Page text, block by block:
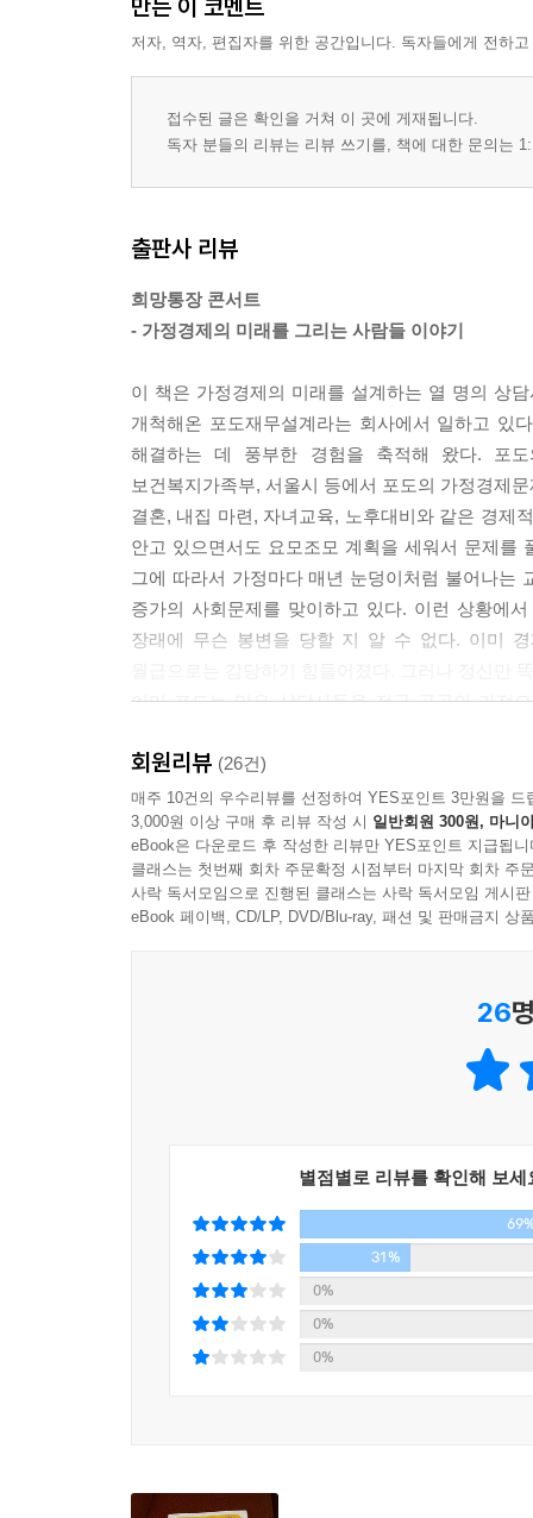
만든 이 코멘트
저자, 역자, 편집자를 위한 공간입니다. 독자들에게 전하
접수된 글은 확인을 거쳐 이 곳에 게재됩니다.
독자 분들의 리뷰는 리뷰 쓰기를, 책에 대한 문의는
출판사 리뷰
희망통장 콘서트
- 가정경제의 미래를 그리는 사람들 이야기
이 책은 가정경제의 미래를 설계하는 열 명의 상
개척해온 포도재무설계라는 회사에서 일하고 있
해결하는 데 풍부한 경험을 축적해 왔다. 포
보건복지가족부, 서울시 등에서 포도의 가정경제
결혼, 내집 마련, 자녀교육, 노후대비와 같은 경제
안고 있으면서도 요모조모 계획을 세워서 문제를
그에 따라서 가정마다 매년 눈덩이처럼 불어나는
증가의 사회문제를 맞이하고 있다. 이런 상황에
장래에 무슨 봉변을 당할 지 알 수 없다. 이미
이미 포도는 많은 상담사들을 전국 곳곳의 가정
가정들이 5년 후 10년 후에는 그들이 어떻게 살
안내를 받으면서 해마다 조금씩 살림살이가 나
건실하게 꾸려나가는 데에 그들의 일이 기본 토대
포도의 상담사들은 돈을 버는 것만 생각하지 말고
금융기관에 넘겨주지 말고 바로 내 자신 또는 우
이 책은 포도의 상담사들이 일을 하면서 있었던
금융기관 문밖에서 보면 사람들의 차이는 없
때문에 오셨습니까?’와 같은 건조한 질문을 받
사실 누구나 재무설계를 담당해줄 사람이 있다
경우가 수 없이 많다. 그래서 금융을 세밀하게 꿰
이 책 ‘희망통장 콘서트’는 개인들의 금융문제를
포도재무설계는 11년 전 울산에서 출발한 회사
서울과 부산을 비롯해 전국 주요도시에 두루 퍼
‘밑 빠진 독에 물 붓기’가 된다고 역설해왔다. 이
불안감은 치유되어 왔다. 그들은 고객들에게 희망
회원리뷰 (26건)
매주 10건의 우수리뷰를 선정하여 YES포인트 3만원을 드
3,000원 이상 구매 후 리뷰 작성 시 일반회원 300원, 마니
eBook은 다운로드 후 작성한 리뷰만 YES포인트 지급됩니
클래스는 첫번째 회차 주문확정 시점부터 마지막 회차 주
사락 독서모임으로 진행된 클래스는 사락 독서모임 게시
eBook 페이백, CD/LP, DVD/Blu-ray, 패션 및 판매금지 상
26
별점별로 리뷰를 확인해 보세
31%
0%
0%
0%